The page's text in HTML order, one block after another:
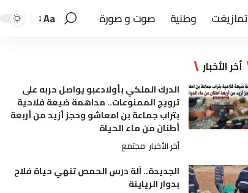
تمازيغت وطنية صوت و صورة Aa
أخر الأخبار
الدرك الملكي بأولادعبو يواصل حربه على
ترويج الممنوعات.. مداهمة ضيعة فلاحية
بتراب جماعة بن امعاشو وحجز أزيد من أربعة
أطنان من ماء الحياة
أخر الأخبار مجتمع
الجديدة.. آلة درس الحمص تنهي حياة فلاح
بدوار الرياينة